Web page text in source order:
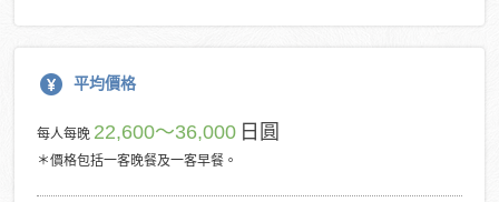
平均價格
每人每晚 22,600～36,000 日圓
＊價格包括一客晚餐及一客早餐。